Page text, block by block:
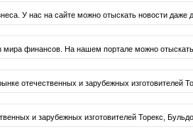
У нас на сайте можно отыскать новости даже
финансов. На нашем портале можно
отечественных и зарубежных изготовителей
и зарубежных изготовителей Торекс,